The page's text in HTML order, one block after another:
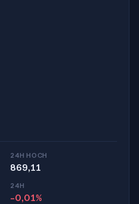
24H HOCH
869,11
24H
-0,01%